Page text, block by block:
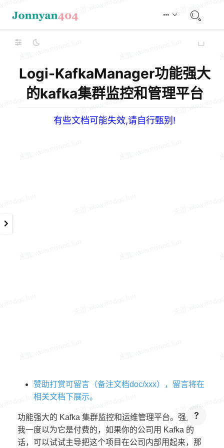
Logi-KafkaManager功能强大
的kafka集群监控和管理平台
有些文档可能失效,请自行甄别!
赞助打赏可留言（备注文档doc/xxx），留言将在
相关文档下展示。
功能强大的 Kafka 集群监控和运维管理平台。强大到
我一度以为它是付费的，如果你的公司用 Kafka 的
话，可以试试主导把这个项目在公司内部用起来，那